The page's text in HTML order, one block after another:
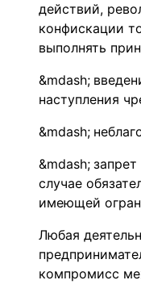
действий,
конфискации
выполнять
наступления
случае
имеющей
Любая
компромисс